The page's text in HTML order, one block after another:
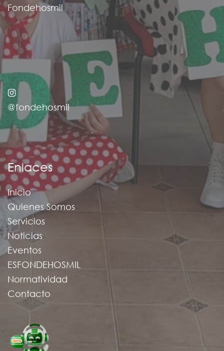
Fondehosmil
@fondehosmil
Enlaces
Inicio
Quienes Somos
Servicios
Noticias
Eventos
ESFONDEHOSMIL
Normatividad
Contacto